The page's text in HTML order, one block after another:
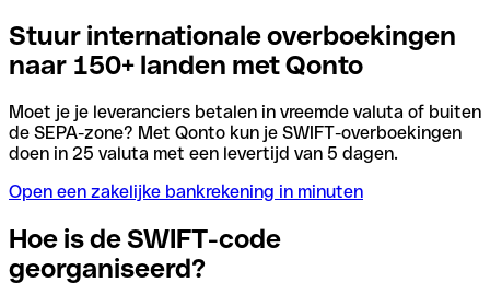
Stuur internationale overboekingen
naar 150+ landen met Qonto
Moet je je leveranciers betalen in vreemde valuta of buiten
de SEPA-zone? Met Qonto kun je SWIFT-overboekingen
doen in 25 valuta met een levertijd van 5 dagen.
Open een zakelijke bankrekening in minuten
Hoe is de SWIFT-code
georganiseerd?